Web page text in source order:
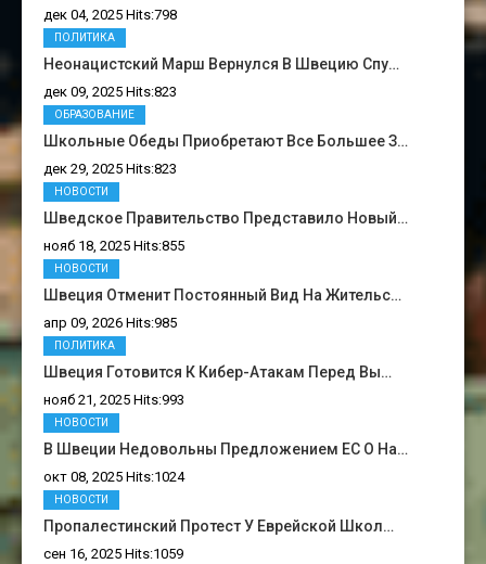
дек 04, 2025 Hits:798
Неонацистский Марш Вернулся В Швецию Спу…
дек 09, 2025 Hits:823
ПОЛИТИКА
Школьные Обеды Приобретают Все Большее З…
дек 29, 2025 Hits:823
ОБРАЗОВАНИЕ
Шведское Правительство Представило Новый…
нояб 18, 2025 Hits:855
НОВОСТИ
Швеция Отменит Постоянный Вид На Жительс…
апр 09, 2026 Hits:985
НОВОСТИ
Швеция Готовится К Кибер-Атакам Перед Вы…
нояб 21, 2025 Hits:993
ПОЛИТИКА
В Швеции Недовольны Предложением ЕС О На…
окт 08, 2025 Hits:1024
НОВОСТИ
Пропалестинский Протест У Еврейской Школ…
сен 16, 2025 Hits:1059
НОВОСТИ